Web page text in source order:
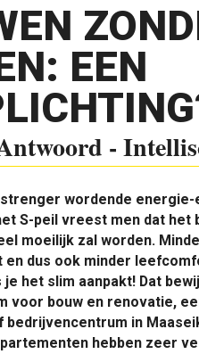
EEN
-
wordende energie-
S-peil vreest men dat het
moeilijk zal worden.
en dus ook minder
je het slim aanpakt! Dat
voor bouw en renovatie,
in
hebben zeer